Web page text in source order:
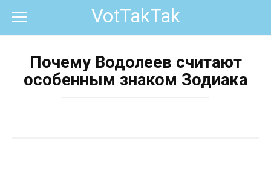
контенту
VotTakTak
Почему Водолеев считают
особенным знаком Зодиака